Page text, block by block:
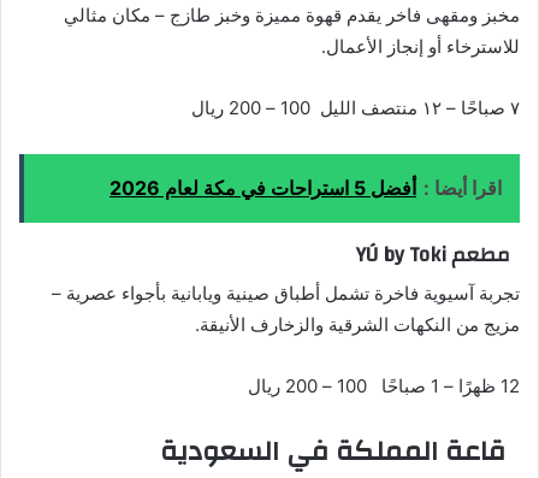
مخبز ومقهى فاخر يقدم قهوة مميزة وخبز طازج – مكان مثالي
للاسترخاء أو إنجاز الأعمال.
٧ صباحًا – ١٢ منتصف الليل 100 – 200 ريال
اقرا أيضا : أفضل 5 استراحات في مكة لعام 2026
مطعم YÚ by Toki
تجربة آسيوية فاخرة تشمل أطباق صينية ويابانية بأجواء عصرية –
مزيج من النكهات الشرقية والزخارف الأنيقة.
12 ظهرًا – 1 صباحًا 100 – 200 ريال
قاعة المملكة في السعودية